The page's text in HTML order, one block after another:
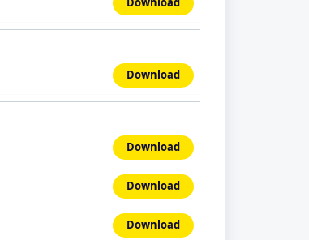
Download
Download
Download
Download